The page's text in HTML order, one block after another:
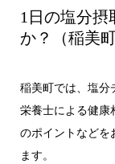
1日の塩分摂
か？（稲美町
稲美町では、塩分
栄養士による健康
のポイントなどを
ます。